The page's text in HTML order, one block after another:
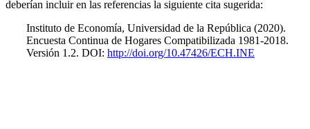
deberían incluir en las referencias la siguiente cita sugerida:
Instituto de Economía, Universidad de la República (2020).
Encuesta Continua de Hogares Compatibilizada 1981-2018.
Versión 1.2. DOI: http://doi.org/10.47426/ECH.INE